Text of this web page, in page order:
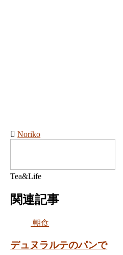
Noriko
Tea&Life
関連記事
朝食
デュヌラルテのパンで